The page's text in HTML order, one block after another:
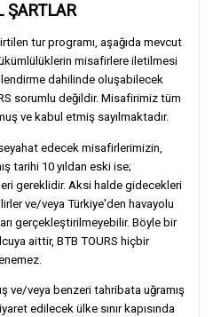
ŞARTLAR
tur programı, aşağıda mevcut
misafirlere iletilmesi
dahilinde oluşabilecek
sorumlu değildir. Misafirimiz tüm
ve kabul etmiş sayılmaktadır.
edecek misafirlerimizin,
tarihi 10 yıldan eski ise;
gereklidir. Aksi halde gidecekleri
ve/veya Türkiye'den havayolu
gerçekleştirilmeyebilir. Böyle bir
aittir, BTB TOURS hiçbir
ve/veya benzeri tahribata uğramış
edilecek ülke sınır kapısında